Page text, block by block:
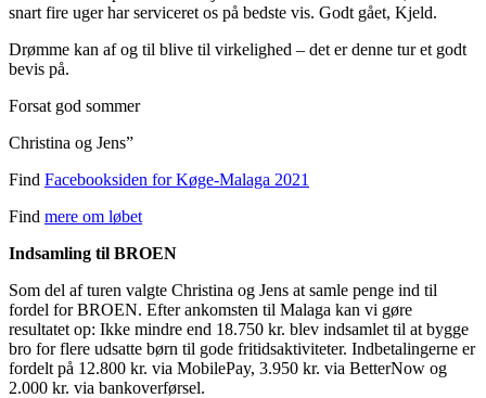
snart fire uger har serviceret os på bedste vis. Godt gået, Kjeld.
Drømme kan af og til blive til virkelighed – det er denne tur et godt
bevis på.
Forsat god sommer
Christina og Jens”
Find Facebooksiden for Køge-Malaga 2021
Find mere om løbet
Indsamling til BROEN
Som del af turen valgte Christina og Jens at samle penge ind til
fordel for BROEN. Efter ankomsten til Malaga kan vi gøre
resultatet op: Ikke mindre end 18.750 kr. blev indsamlet til at bygge
bro for flere udsatte børn til gode fritidsaktiviteter. Indbetalingerne er
fordelt på 12.800 kr. via MobilePay, 3.950 kr. via BetterNow og
2.000 kr. via bankoverførsel.